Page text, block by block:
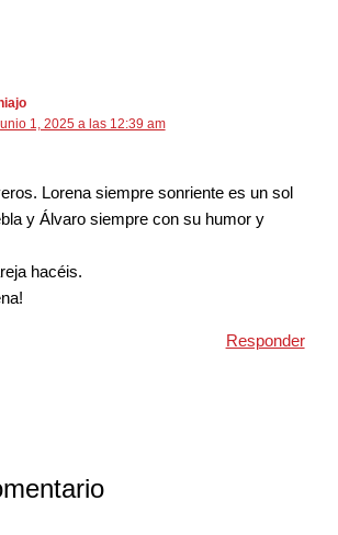
1, 2025 a las 12:39 am
Lorena siempre sonriente es un sol
y Álvaro siempre con su humor y
hacéis.
Responder